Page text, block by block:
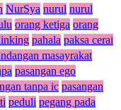
NurSya nurul nurul
orang ketiga orang
pahala paksa cerai
masayrakat
pasangan ego
tanpa ic pasangan
peduli pegang pada